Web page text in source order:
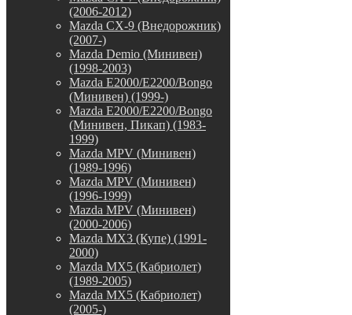
(2006-2012)
Mazda CX-9 (Внедорожник)
(2007-)
Mazda Demio (Минивен)
(1998-2003)
Mazda E2000/E2200/Bongo
(Минивен) (1999-)
Mazda E2000/E2200/Bongo
(Минивен, Пикап) (1983-
1999)
Mazda MPV (Минивен)
(1989-1996)
Mazda MPV (Минивен)
(1996-1999)
Mazda MPV (Минивен)
(2000-2006)
Mazda MX3 (Купе) (1991-
2000)
Mazda MX5 (Кабриолет)
(1989-2005)
Mazda MX5 (Кабриолет)
(2005-)